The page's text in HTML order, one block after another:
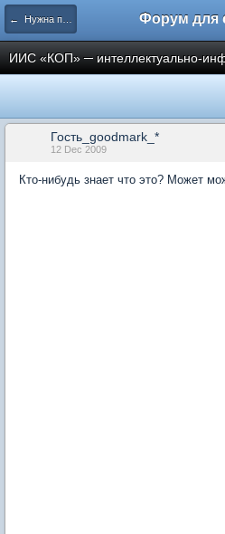
← Нужна помощь
ИИС «КОП» ─ интеллектуально-
Гость_goodmark_*
12 Dec 2009
Кто-нибудь знает что это? Может